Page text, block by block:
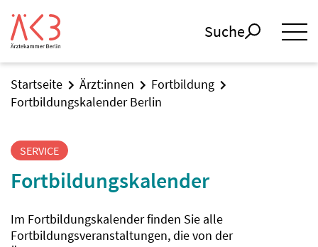
Suche
Startseite Ärzt:innen
Fortbildung
Fortbildungskalender Berlin
SERVICE
Fortbildungskalender
Im Fortbildungskalender finden Sie alle
Fortbildungsveranstaltungen, die von der